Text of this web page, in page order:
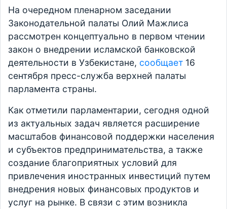
На очередном пленарном заседании
Законодательной палаты Олий Мажлиса
рассмотрен концептуально в первом чтении
закон о внедрении исламской банковской
деятельности в Узбекистане, сообщает 16
сентября пресс-служба верхней палаты
парламента страны.
Как отметили парламентарии, сегодня одной
из актуальных задач является расширение
масштабов финансовой поддержки населения
и субъектов предпринимательства, а также
создание благоприятных условий для
привлечения иностранных инвестиций путем
внедрения новых финансовых продуктов и
услуг на рынке. В связи с этим возникла